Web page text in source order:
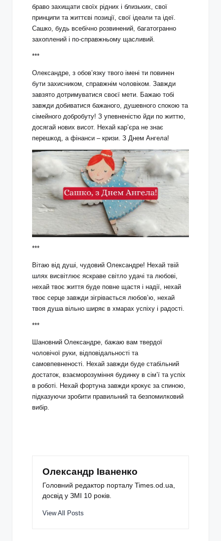
браво захищати своїх рідних і близьких, свої
принципи та життєві позиції, свої ідеали та ідеї.
Сашко, будь всебічно розвинений, багатогранно
захоплений і по-справжньому щасливий.
***
Олександре, з обов’язку твого імені ти повинен
бути захисником, справжнім чоловіком. Завжди
завзято дотримуватися своєї мети. Бажаю тобі
завжди добиватися бажаного, душевного спокою та
сімейного добробуту! З упевненістю йди по життю,
досягай нових висот. Нехай кар’єра не знає
перешкод, а фінанси – кризи. З Днем Ангела!
***
Вітаю від душі, чудовий Олександре! Нехай твій
шлях висвітлює яскраве світло удачі та любові,
нехай твоє життя буде повне щастя і надії, нехай
твоє серце завжди зігрівається любов’ю, нехай
твоя душа вільно ширяє в хмарах успіху і радості.
***
Шановний Олександре, бажаю вам твердої
чоловічої руки, відповідальності та
самовпевненості. Нехай завжди буде стабільний
достаток, взаєморозуміння будинку в сім’ї та успіх
в роботі. Нехай фортуна завжди крокує за спиною,
підказуючи зробити правильний та безпомилковий
вибір.
Олександр Іваненко
Головний редактор порталу Times.od.ua,
досвід у ЗМІ 10 років.
View All Posts